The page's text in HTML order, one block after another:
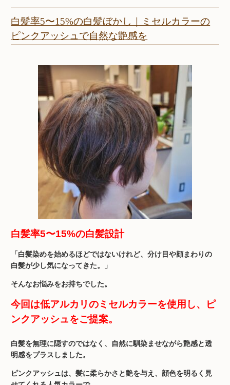
白髪率5〜15%の白髪ぼかし｜ミセルカラーの
ピンクアッシュで自然な艶感を
白髪率5〜15%の白髪設計
「白髪染めを始めるほどではないけれど、分け目や顔まわりの
白髪が少し気になってきた。」
そんなお悩みをお持ちでした。
今回は低アルカリのミセルカラーを使用し、ピ
ンクアッシュをご提案。
白髪を無理に隠すのではなく、自然に馴染ませながら艶感と透
明感をプラスしました。
ピンクアッシュは、髪に柔らかさと艶を与え、顔色を明るく見